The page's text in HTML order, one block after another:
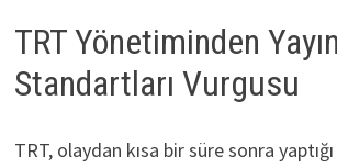
TRT Yönetiminden Yayın
Standartları Vurgusu
TRT, olaydan kısa bir süre sonra